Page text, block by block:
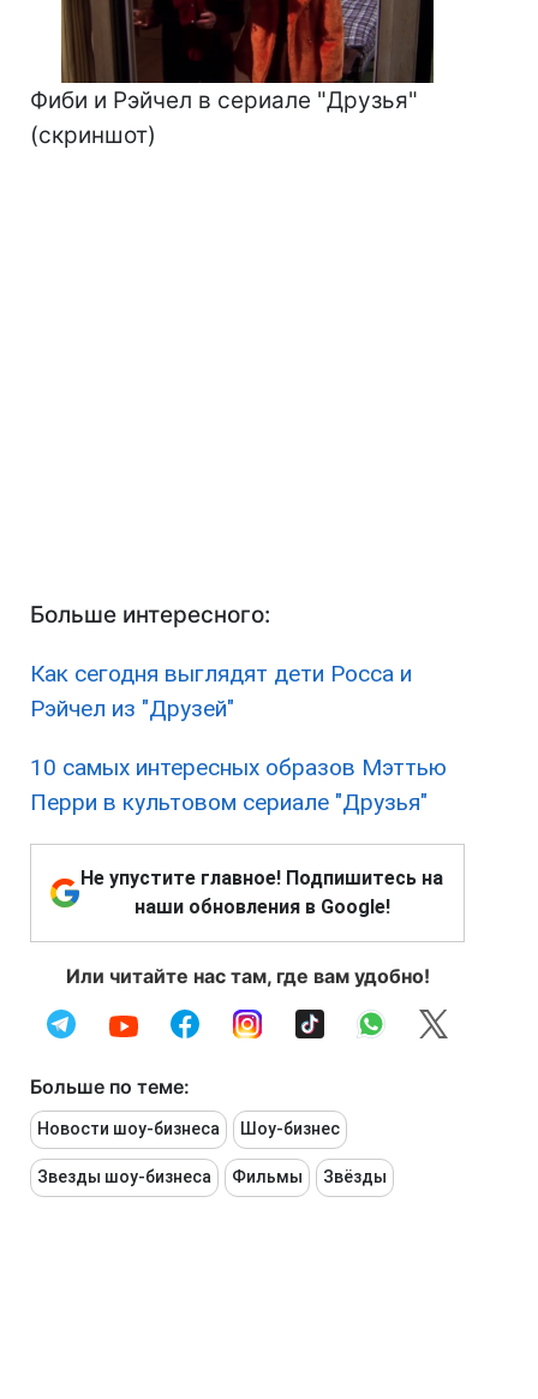
Фиби и Рэйчел в сериале "Друзья"
(скриншот)
Больше интересного:
Как сегодня выглядят дети Росса и
Рэйчел из "Друзей"
10 самых интересных образов Мэттью
Перри в культовом сериале "Друзья"
Не упустите главное! Подпишитесь на
наши обновления в Google!
Или читайте нас там, где вам удобно!
Больше по теме:
Новости шоу-бизнеса Шоу-бизнес
Звезды шоу-бизнеса Фильмы Звёзды